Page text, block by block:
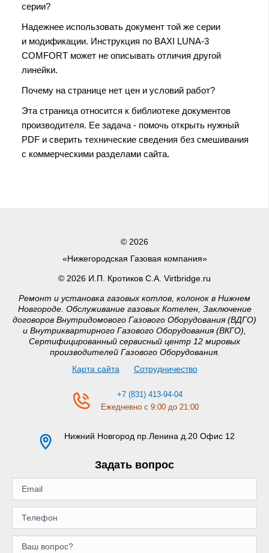
серии?
Надежнее использовать документ той же серии
и модификации. Инструкция по BAXI LUNA-3
COMFORT может не описывать отличия другой
линейки.
Почему на странице нет цен и условий работ?
Эта страница относится к библиотеке документов
производителя. Ее задача - помочь открыть нужный
PDF и сверить технические сведения без смешивания
с коммерческими разделами сайта.
© 2026
«Нижегородская Газовая компания»
© 2026 И.П. Кротиков С.А. Virtbridge.ru
Ремонт и установка газовых котлов, колонок в Нижнем
Новгороде. Обслуживание газовых Котелен, Заключение
договоров Внутридомового Газового Оборудования (ВДГО)
и Внутриквартирного Газового Оборудования (ВКГО),
Сертифицированный сервисный центр 12 мировых
производителей Газового Оборудования.
Карта сайта
Сотрудничество
+7 (831) 413-94-04
Ежедневно с 9:00 до 21:00
Нижний Новгород пр.Ленина д.20 Офис 12
Задать вопрос